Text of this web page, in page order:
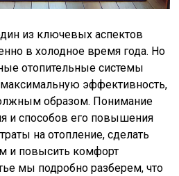
из ключевых аспектов
в холодное время года. Но
отопительные системы
максимальную эффективность,
образом. Понимание
и способов его повышения
на отопление, сделать
и повысить комфорт
мы подробно разберем, что